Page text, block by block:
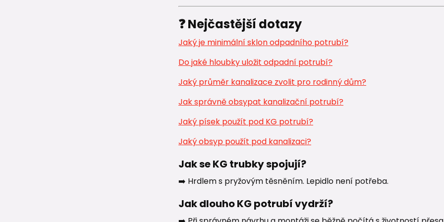
❓ Nejčastější dotazy
Jaký je minimální sklon odpadního potrubí?
Do jaké hloubky uložit odpadní potrubí?
Jaký průměr kanalizace zvolit pro rodinný dům?
Jak správně obsypat kanalizační potrubí?
Jaký písek použít pod KG potrubí?
Jaký obsyp použít pod kanalizaci?
Jak se KG trubky spojují?
➡️ Hrdlem s pryžovým těsněním. Lepidlo není potřeba.
Jak dlouho KG potrubí vydrží?